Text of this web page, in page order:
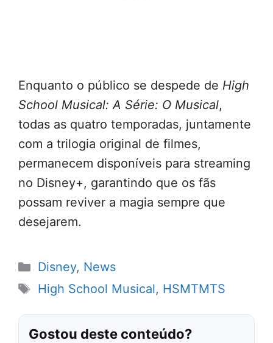
Enquanto o público se despede de High
School Musical: A Série: O Musical,
todas as quatro temporadas, juntamente
com a trilogia original de filmes,
permanecem disponíveis para streaming
no Disney+, garantindo que os fãs
possam reviver a magia sempre que
desejarem.
Categorias
Disney, News
Tags
High School Musical, HSMTMTS
Gostou deste conteúdo?